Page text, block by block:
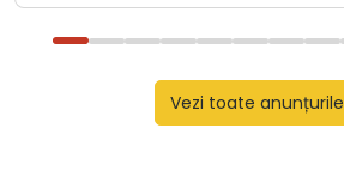
Vezi toate anunțurile